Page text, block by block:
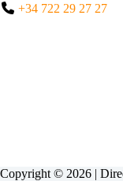
+34 722 29 27 27
Copyright © 2026 |